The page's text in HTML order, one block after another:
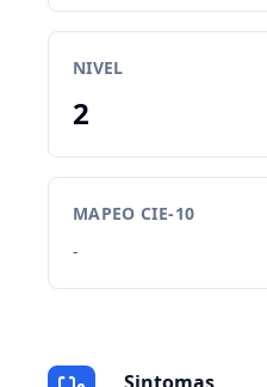
NIVEL
2
MAPEO CIE-10
-